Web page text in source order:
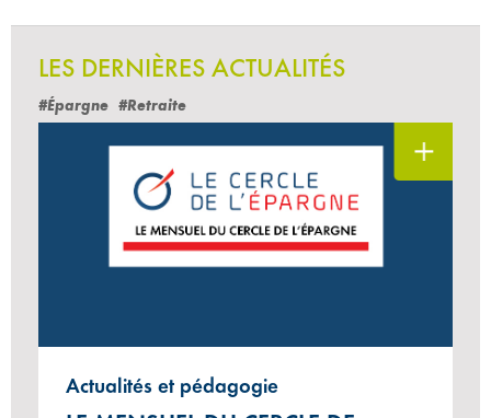
LES DERNIÈRES ACTUALITÉS
#Épargne #Retraite
Actualités et pédagogie